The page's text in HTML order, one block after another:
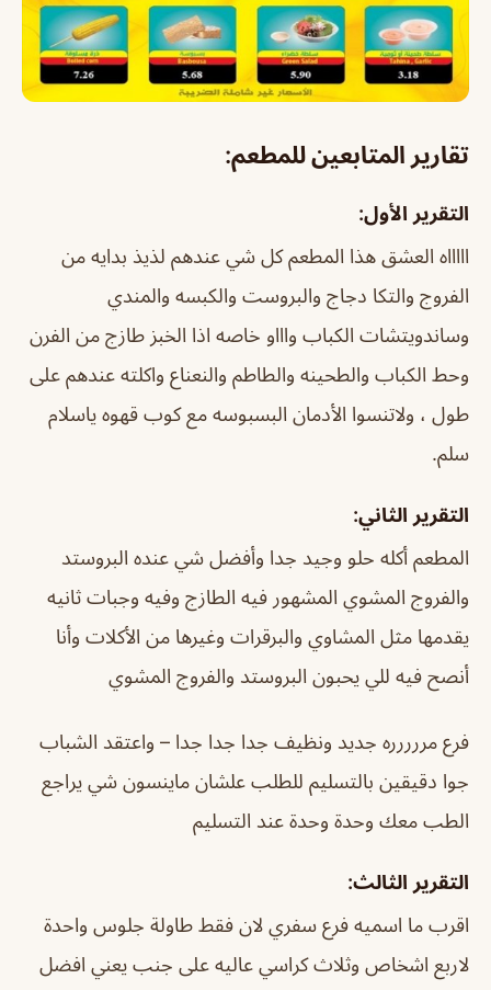
تقارير المتابعين للمطعم:
التقرير الأول:
اااااه العشق هذا المطعم كل شي عندهم لذيذ بدايه من
الفروج والتكا دجاج والبروست والكبسه والمندي
وساندويتشات الكباب واااو خاصه اذا الخبز طازج من الفرن
وحط الكباب والطحينه والطاطم والنعناع واكلته عندهم على
طول ، ولاتنسوا الأدمان البسبوسه مع كوب قهوه ياسلام
سلم.
التقرير الثاني:
المطعم أكله حلو وجيد جدا وأفضل شي عنده البروستد
والفروج المشوي المشهور فيه الطازج وفيه وجبات ثانيه
يقدمها مثل المشاوي والبرقرات وغيرها من الأكلات وأنا
أنصح فيه للي يحبون البروستد والفروج المشوي
فرع مررررره جديد ونظيف جدا جدا جدا – واعتقد الشباب
جوا دقيقين بالتسليم للطلب علشان ماينسون شي يراجع
الطب معك وحدة وحدة عند التسليم
التقرير الثالث:
اقرب ما اسميه فرع سفري لان فقط طاولة جلوس واحدة
لاربع اشخاص وثلاث كراسي عاليه على جنب يعني افضل